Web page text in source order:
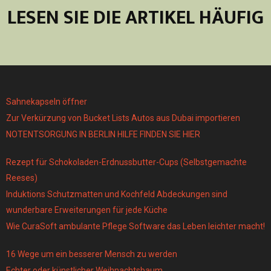
LESEN SIE DIE ARTIKEL HÄUFIG
Sahnekapseln öffner
Zur Verkürzung von Bucket Lists Autos aus Dubai importieren
NOTENTSORGUNG IN BERLIN HILFE FINDEN SIE HIER
Rezept für Schokoladen-Erdnussbutter-Cups (Selbstgemachte
Reeses)
Induktions Schutzmatten und Kochfeld Abdeckungen sind
wunderbare Erweiterungen für jede Küche
Wie CuraSoft ambulante Pflege Software das Leben leichter macht!
16 Wege um ein besserer Mensch zu werden